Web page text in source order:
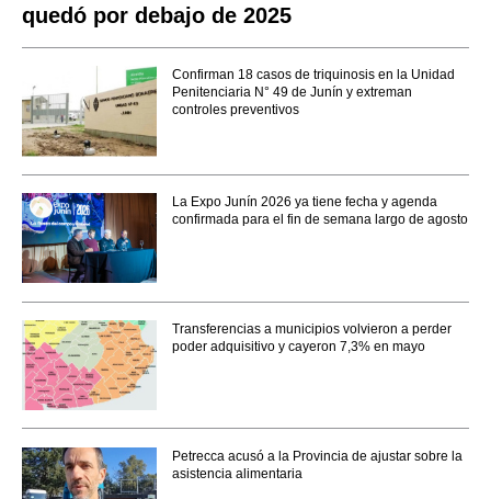
quedó por debajo de 2025
Confirman 18 casos de triquinosis en la Unidad
Penitenciaria N° 49 de Junín y extreman
controles preventivos
La Expo Junín 2026 ya tiene fecha y agenda
confirmada para el fin de semana largo de agosto
Transferencias a municipios volvieron a perder
poder adquisitivo y cayeron 7,3% en mayo
Petrecca acusó a la Provincia de ajustar sobre la
asistencia alimentaria